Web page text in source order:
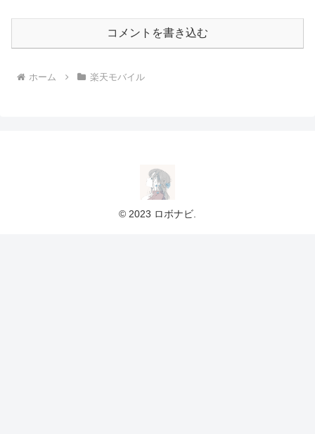
コメントを書き込む
ホーム 楽天モバイル
© 2023 ロボナビ.